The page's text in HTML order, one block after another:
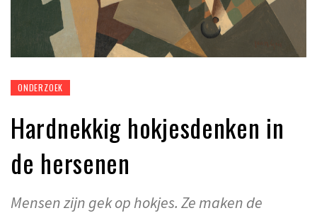
ONDERZOEK
Hardnekkig hokjesdenken in
de hersenen
Mensen zijn gek op hokjes. Ze maken de